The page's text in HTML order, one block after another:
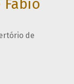
de